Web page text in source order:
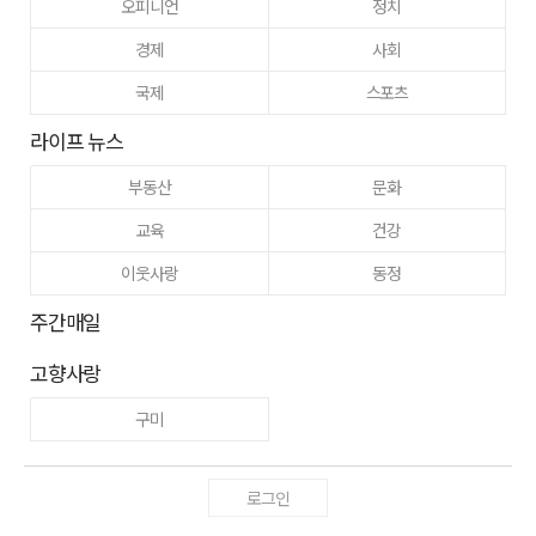
오피니언
정치
경제
사회
국제
스포츠
라이프 뉴스
부동산
문화
교육
건강
이웃사랑
동정
주간매일
고향사랑
구미
로그인